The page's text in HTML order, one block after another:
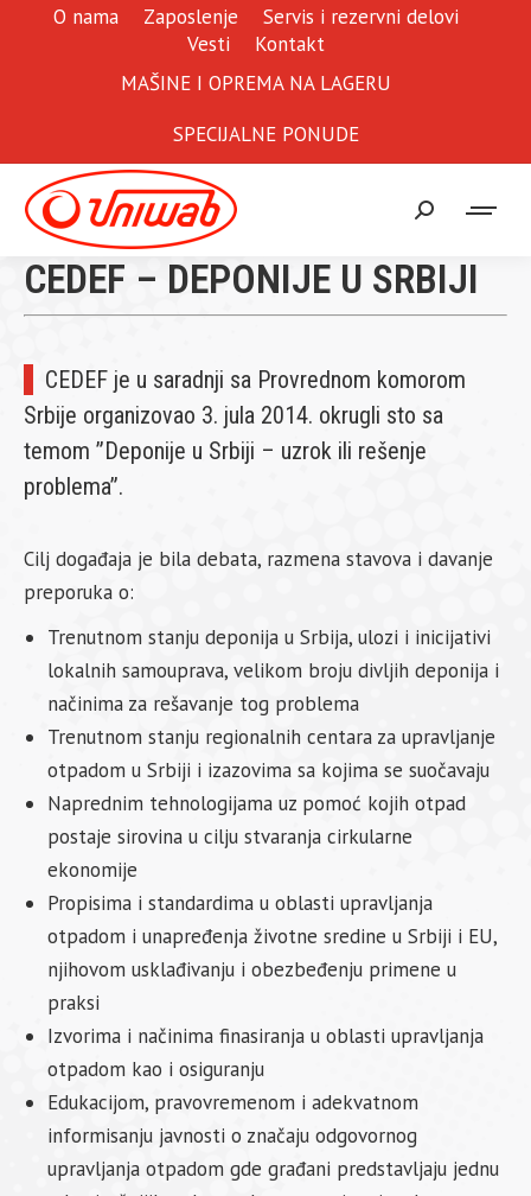
O nama Zaposlenje
Servis i rezervni delovi
Vesti
Kontakt
MAŠINE I OPREMA NA LAGERU
SPECIJALNE PONUDE
Search:
CEDEF – DEPONIJE U SRBIJI
CEDEF je u saradnji sa Provrednom komorom
Srbije organizovao 3. jula 2014. okrugli sto sa
temom ”Deponije u Srbiji – uzrok ili rešenje
problema”.
Cilj događaja je bila debata, razmena stavova i davanje
preporuka o:
Trenutnom stanju deponija u Srbija, ulozi i inicijativi
lokalnih samouprava, velikom broju divljih deponija i
načinima za rešavanje tog problema
Trenutnom stanju regionalnih centara za upravljanje
otpadom u Srbiji i izazovima sa kojima se suočavaju
Naprednim tehnologijama uz pomoć kojih otpad
postaje sirovina u cilju stvaranja cirkularne
ekonomije
Propisima i standardima u oblasti upravljanja
otpadom i unapređenja životne sredine u Srbiji i EU,
njihovom usklađivanju i obezbeđenju primene u
praksi
Izvorima i načinima finasiranja u oblasti upravljanja
otpadom kao i osiguranju
Edukacijom, pravovremenom i adekvatnom
informisanju javnosti o značaju odgovornog
upravljanja otpadom gde građani predstavljaju jednu